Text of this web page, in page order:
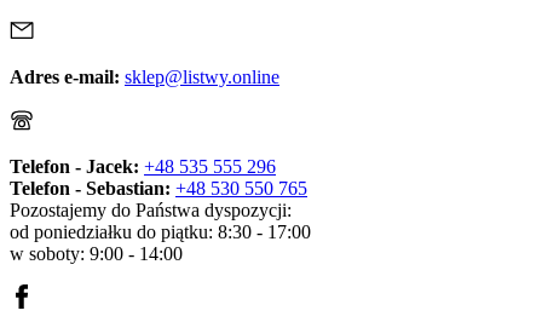
Adres e-mail: sklep@listwy.online
Telefon - Jacek: +48 535 555 296
Telefon - Sebastian: +48 530 550 765
Pozostajemy do Państwa dyspozycji:
od poniedziałku do piątku: 8:30 - 17:00
w soboty: 9:00 - 14:00